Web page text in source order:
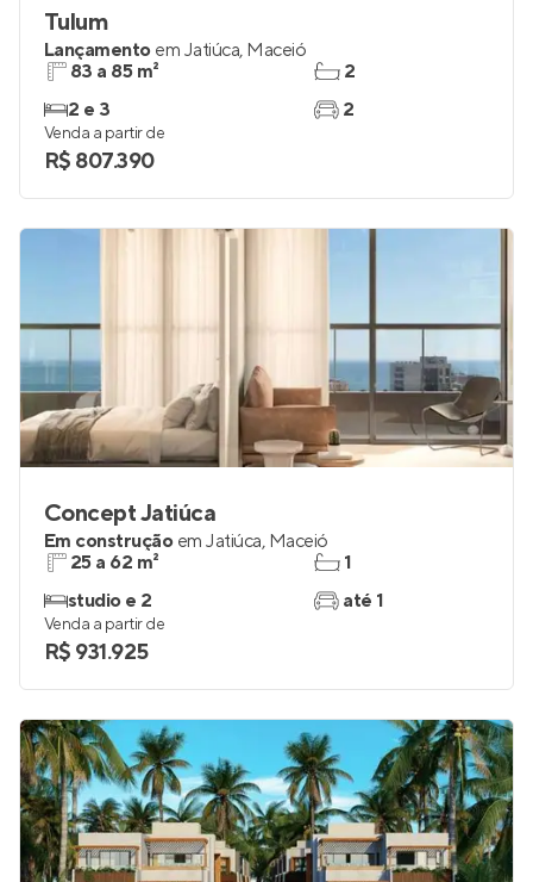
Tulum
Lançamento em Jatiúca, Maceió
83 a 85 m²
2 e 3
2
2
Venda a partir de
R$ 807.390
Concept Jatiúca
Em construção em Jatiúca, Maceió
25 a 62 m²
studio e 2
1
até 1
Venda a partir de
R$ 931.925